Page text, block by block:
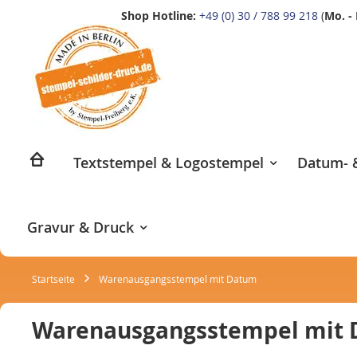
Shop Hotline: +49 (0) 30 / 788 99 218 (Mo. -
springen
Textstempel & Logostempel Datum-
Gravur & Druck
Startseite Warenausgangsstempel mit Datum
Warenausgangsstempel mit